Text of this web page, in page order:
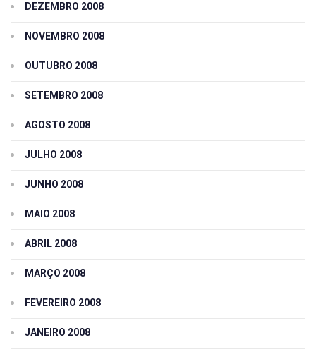
DEZEMBRO 2008
NOVEMBRO 2008
OUTUBRO 2008
SETEMBRO 2008
AGOSTO 2008
JULHO 2008
JUNHO 2008
MAIO 2008
ABRIL 2008
MARÇO 2008
FEVEREIRO 2008
JANEIRO 2008